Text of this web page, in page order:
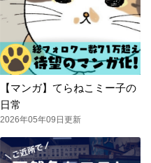
【マンガ】てらねこミー子の
日常
2026年05年09日更新